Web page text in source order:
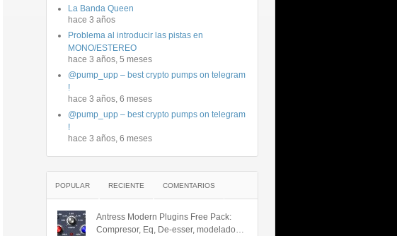
La Banda Queen
hace 3 años
Problema al introducir las pistas en
MONO/ESTEREO
hace 3 años, 5 meses
@pump_upp – best crypto pumps on telegram
!
hace 3 años, 6 meses
@pump_upp – best crypto pumps on telegram
!
hace 3 años, 6 meses
POPULAR RECIENTE COMENTARIOS
Antress Modern Plugins Free Pack:
Compresor, Eq, De-esser, modelado…